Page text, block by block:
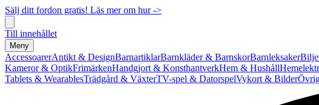
Sälj ditt fordon gratis! Läs mer om hur ->
Till innehållet
Meny
AccessoarerAntikt & DesignBarnartiklarBarnkläder & BarnskorBarnleksaker
Kameror & OptikFrimärkenHandgjort & KonsthantverkHem & Hushåll
Tablets & WearablesTrädgård & VäxterTV-spel & DatorspelVykort & Bilder